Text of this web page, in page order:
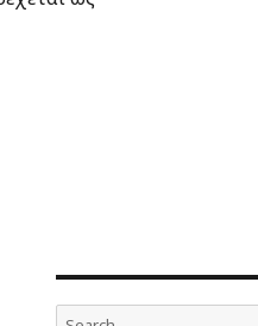
Search